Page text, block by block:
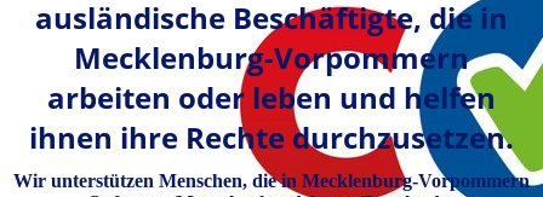
ausländische Beschäftigte, die in
Mecklenburg-Vorpommern
arbeiten oder leben und helfen
ihnen ihre Rechte durchzusetzen.
Wir unterstützen Menschen, die in Mecklenburg-Vorpommern